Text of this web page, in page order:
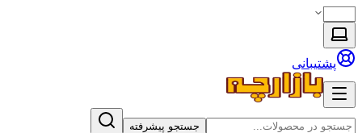
پشتیبانی
جستجو پیشرفته